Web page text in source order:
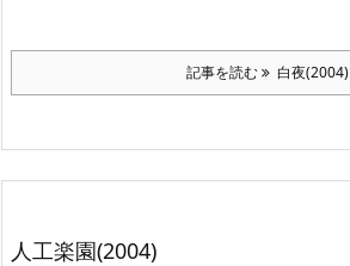
記事を読む 白夜(2004)
人工楽園(2004)